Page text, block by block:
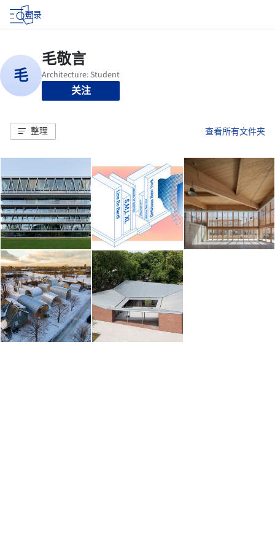
登录
关注
整理 查看所有文件夹